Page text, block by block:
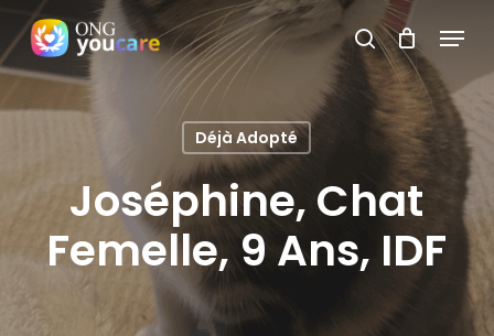
Skip
to
search
Menu
Déjà Adopté
Joséphine, Chat
Femelle, 9 Ans, IDF
Close
Menu